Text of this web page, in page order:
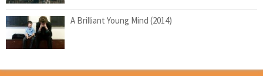
A Brilliant Young Mind (2014)